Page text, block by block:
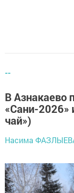
--
В Азнакаево
«Сани-2026»
чай»)
Насима